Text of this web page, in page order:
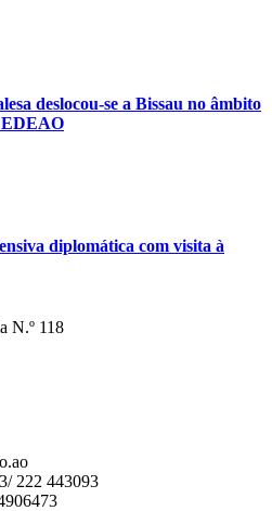
deslocou-se a Bissau no âmbito
diplomática com visita à
N.º 118
222 443093